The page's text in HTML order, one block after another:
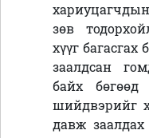
хариуцагчдын
зөв
хүүг
заалдсан
байх
шийдвэрийг
давж